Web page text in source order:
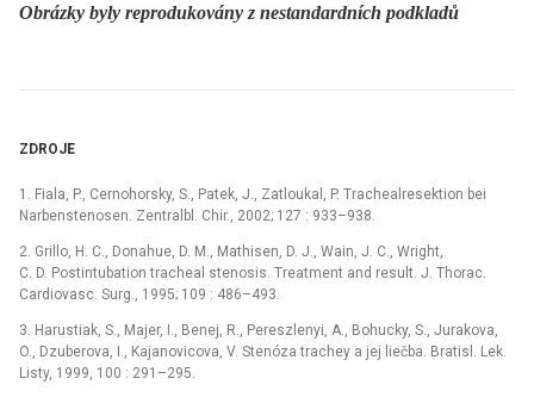
Obrázky byly reprodukovány z nestandardních podkladů
ZDROJE
1. Fiala, P., Cernohorsky, S., Patek, J., Zatloukal, P. Trachealresektion bei
Narbenstenosen. Zentralbl. Chir., 2002; 127 : 933–938.
2. Grillo, H. C., Donahue, D. M., Mathisen, D. J., Wain, J. C., Wright,
C. D. Postintubation tracheal stenosis. Treatment and result. J. Thorac.
Cardiovasc. Surg., 1995; 109 : 486–493.
3. Harustiak, S., Majer, I., Benej, R., Pereszlenyi, A., Bohucky, S., Jurakova,
O., Dzuberova, I., Kajanovicova, V. Stenóza trachey a jej liečba. Bratisl. Lek.
Listy, 1999, 100 : 291–295.